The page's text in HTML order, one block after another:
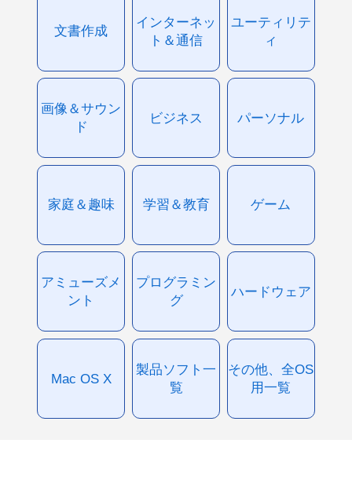
文書作成
インターネッ
ト＆通信
ユーティリテ
ィ
画像＆サウン
ド
ビジネス パーソナル
家庭＆趣味 学習＆教育 ゲーム
アミューズメ
ント
プログラミン
グ
ハードウェア
Mac OS X
製品ソフト一
覧
その他、全OS
用一覧